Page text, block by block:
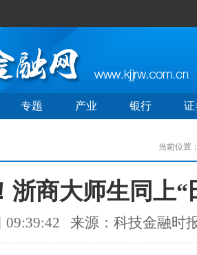
专题 产业 银行 证
当前位置
浙商大师生同上“
09:39:42 来源：科技金融时